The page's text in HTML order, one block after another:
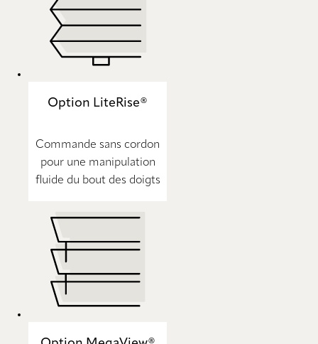
Option LiteRise®
Commande sans cordon
pour une manipulation
fluide du bout des doigts